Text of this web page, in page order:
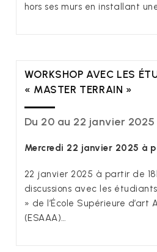
hors ses murs en installant
WORKSHOP AVEC LES
« MASTER TERRAIN »
Du 20 au 22 janvier 2025
Mercredi 22 janvier 2025 à
22 janvier 2025 à partir de
discussions avec les
» de l’École Supérieure d’art
(ESAAA)…